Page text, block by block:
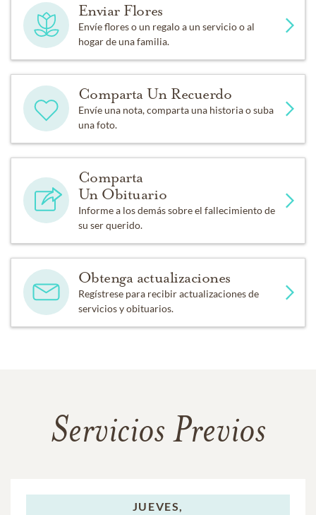
Enviar Flores
Envíe flores o un regalo a un servicio o al
hogar de una familia.
Comparta Un Recuerdo
Envíe una nota, comparta una historia o suba
una foto.
Comparta
Un Obituario
Informe a los demás sobre el fallecimiento de
su ser querido.
Obtenga actualizaciones
Regístrese para recibir actualizaciones de
servicios y obituarios.
Servicios Previos
JUEVES,